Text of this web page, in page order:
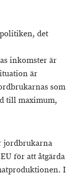
det
inkomster är
är
som
till maximum,
jordbrukarna
för att åtgärda
I